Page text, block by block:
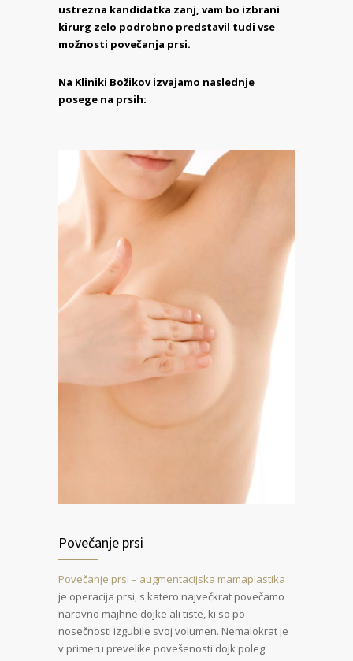
ustrezna kandidatka zanj, vam bo izbrani
kirurg zelo podrobno predstavil tudi vse
možnosti povečanja prsi.
Na Kliniki Božikov izvajamo naslednje
posege na prsih:
Povečanje prsi
Povečanje prsi – augmentacijska mamaplastika
je operacija prsi, s katero največkrat povečamo
naravno majhne dojke ali tiste, ki so po
nosečnosti izgubile svoj volumen. Nemalokrat je
v primeru prevelike povešenosti dojk poleg